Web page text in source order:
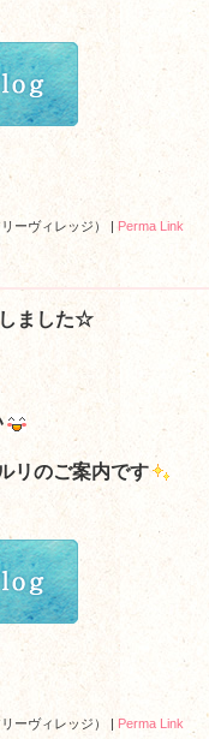
ーヴィレッジ） | Perma Link
ました☆
のご案内です
ーヴィレッジ） | Perma Link